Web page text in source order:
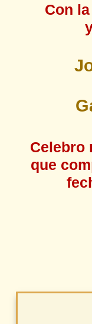
Con
Celebro
que